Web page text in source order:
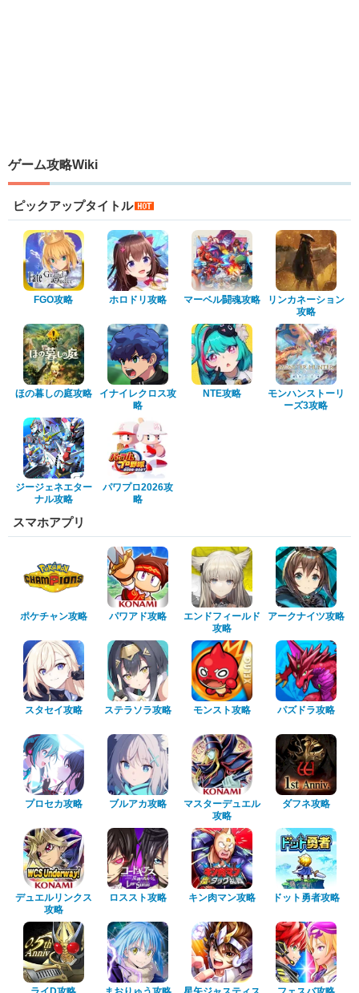
ゲーム攻略Wiki
ピックアップタイトル
FGO攻略 ホロドリ攻略 マーベル闘魂攻略
リンカネーション
攻略
ほの暮しの庭攻略
イナイレクロス攻
略
NTE攻略
モンハンストーリ
ーズ3攻略
ジージェネエター
ナル攻略
パワプロ2026攻
略
スマホアプリ
ポケチャン攻略 パワアド攻略
エンドフィールド
攻略
アークナイツ攻略
スタセイ攻略 ステラソラ攻略 モンスト攻略 パズドラ攻略
プロセカ攻略 ブルアカ攻略
マスターデュエル
攻略
ダフネ攻略
デュエルリンクス
攻略
ロススト攻略 キン肉マン攻略 ドット勇者攻略